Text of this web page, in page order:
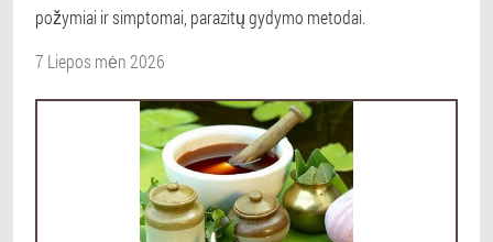
požymiai ir simptomai, parazitų gydymo metodai.
7 Liepos mėn 2026